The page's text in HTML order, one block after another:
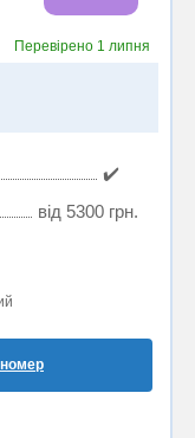
Перевірено 1 липня
✔️
від 5300 грн.